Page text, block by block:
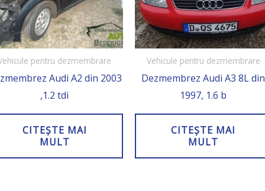
pentru dezmembrare
Audi A2 din 2003
,1.2 tdi
CITEȘTE MAI
MULT
Vehicule pentru dezmembrare
Dezmembrez Audi A3 8L din
1997, 1.6 b
CITEȘTE MAI
MULT